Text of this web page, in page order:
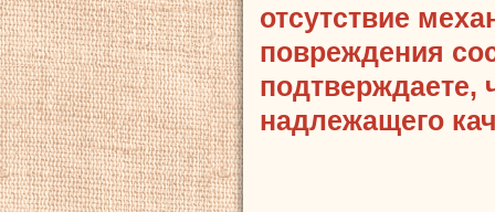
отсутствие
повреждения
подтверждаете,
надлежащего